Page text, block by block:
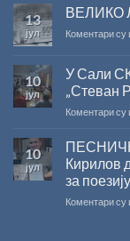
13
јул Коментари
10
јул
У Сали
„Стеван
Коментари
10
јул
Кирилов
за поезију
Коментари